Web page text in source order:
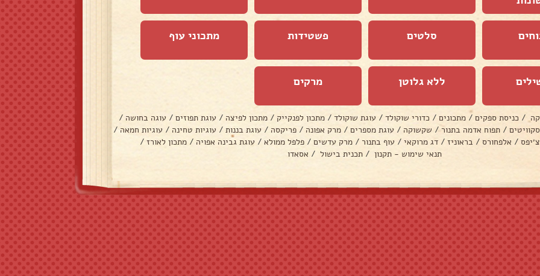
סלטים פשטידות מתכוני עוף
ללא גלוטן מרקים
/ כניסת ספקים / מתכונים / כדורי שוקולד / עוגת שוקולד / מתכון לפנקייק / מתכון לפיצה / עוגת תפוזים / עוגה בחושה /
/ תפוח אדמה בתנור / שקשוקה / עוגת מספרים / מרק אפונה / פריקסה / עוגת בננות / עוגיות טחינה / עוגיות חמאה /
/ אלפחורס / בראוניז / דג מרוקאי / עוף בתנור / מרק עדשים / פלפל ממולא / עוגת גבינה אפויה / מתכון לאורז /
תנאי שימוש - תקנון / תכנית בישול / אסאדו